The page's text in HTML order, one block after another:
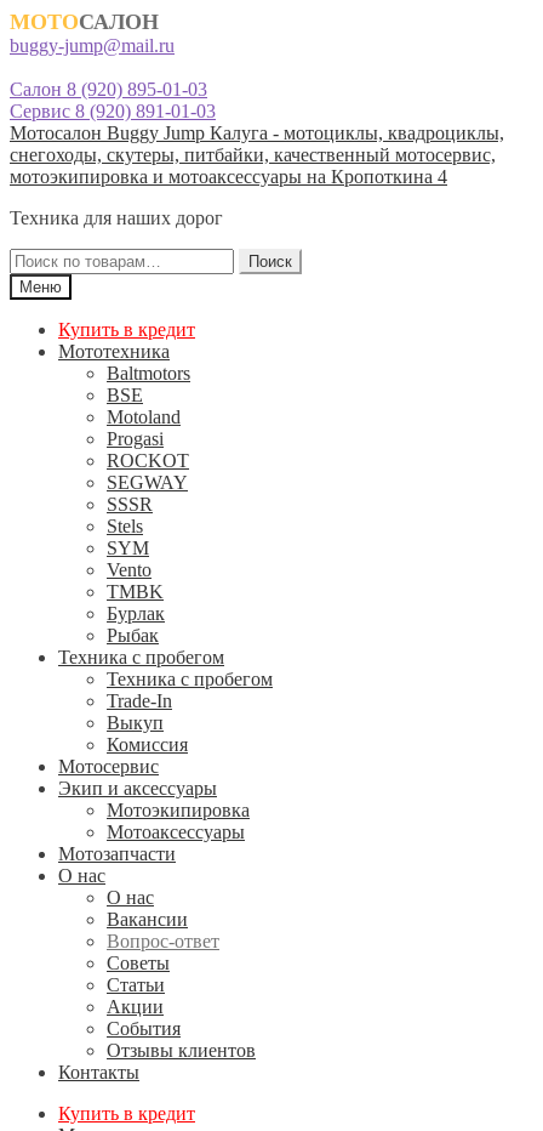
МОТОСАЛОН
buggy-jump@mail.ru
Салон 8 (920) 895-01-03
Сервис 8 (920) 891-01-03
Перейти
к
навигации
Перейти
к
содержимому
Мотосалон Buggy Jump Калуга - мотоциклы, квадроциклы,
снегоходы, скутеры, питбайки, качественный мотосервис,
мотоэкипировка и мотоаксессуары на Кропоткина 4
Техника для наших дорог
Искать:
Поиск
Меню
Купить в кредит
Мототехника
Baltmotors
BSE
Motoland
Progasi
ROCKOT
SEGWAY
SSSR
Stels
SYM
Vento
TMBK
Бурлак
Рыбак
Техника с пробегом
Техника с пробегом
Trade-In
Выкуп
Комиссия
Мотосервис
Экип и аксессуары
Мотоэкипировка
Мотоаксессуары
Мотозапчасти
О нас
О нас
Вакансии
Вопрос-ответ
Советы
Статьи
Акции
События
Отзывы клиентов
Контакты
Купить в кредит